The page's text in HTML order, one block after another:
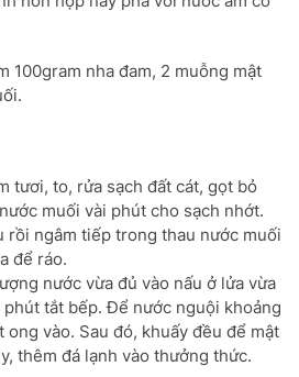
100gram nha đam, 2 muỗng mật
tươi, to, rửa sạch đất cát, gọt bỏ
muối vài phút cho sạch nhớt.
rồi ngâm tiếp trong thau nước muối
để ráo.
nước vừa đủ vào nấu ở lửa vừa
tắt bếp. Để nước nguội khoảng
ong vào. Sau đó, khuấy đều để mật
thêm đá lạnh vào thưởng thức.